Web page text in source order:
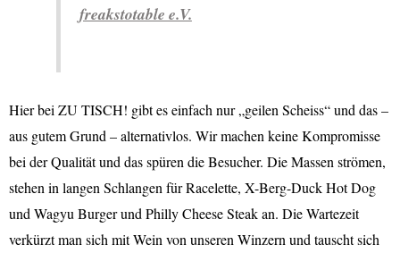
freakstotable e.V.
Hier bei ZU TISCH! gibt es einfach nur „geilen Scheiss“ und das –
aus gutem Grund – alternativlos. Wir machen keine Kompromisse
bei der Qualität und das spüren die Besucher. Die Massen strömen,
stehen in langen Schlangen für Racelette, X-Berg-Duck Hot Dog
und Wagyu Burger und Philly Cheese Steak an. Die Wartezeit
verkürzt man sich mit Wein von unseren Winzern und tauscht sich